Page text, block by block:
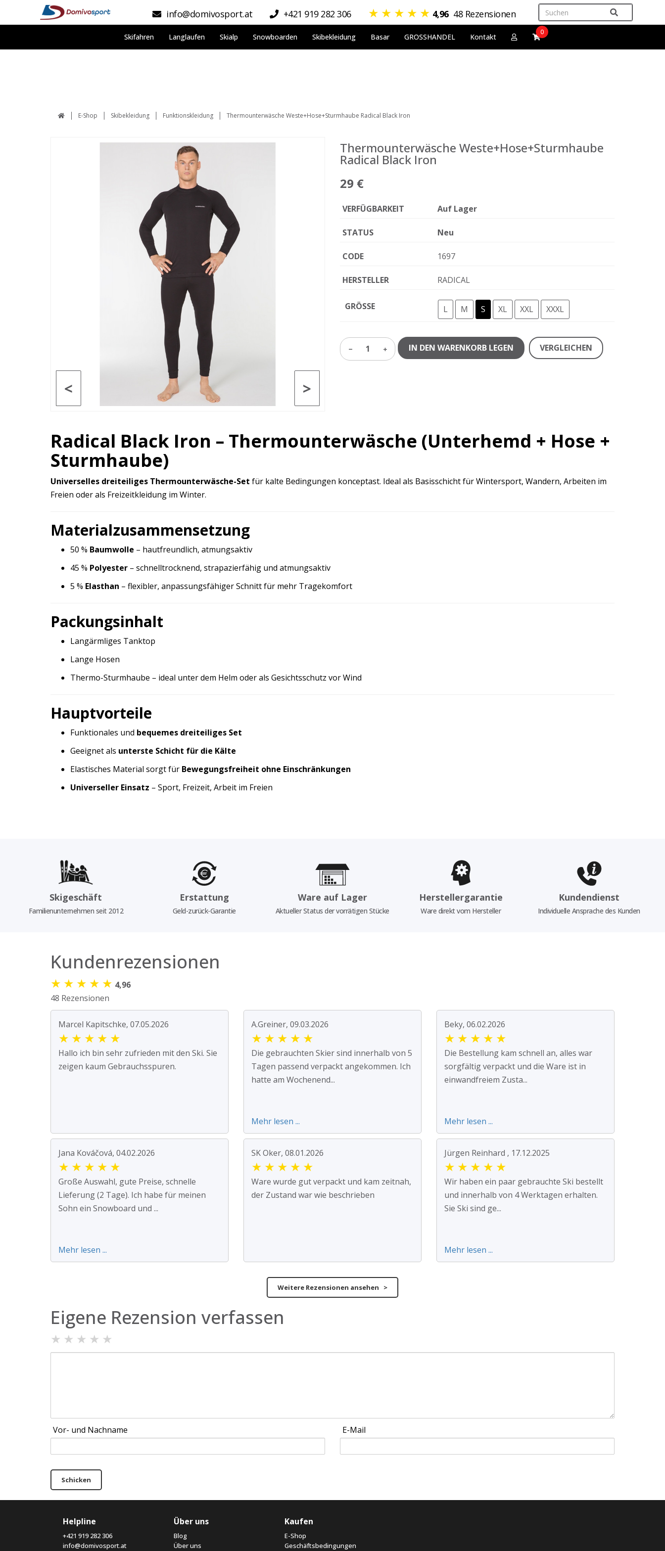
info@domivosport.at +421 919 282 306 ★ ★ ★ ★ ★ 4,96 48 Rezensionen
Skifahren Langlaufen Skialp Snowboarden Skibekleidung Basar GROSSHANDEL Kontakt
0
E-Shop Skibekleidung Funktionskleidung Thermounterwäsche Weste+Hose+Sturmhaube Radical Black Iron
>
<
Thermounterwäsche Weste+Hose+Sturmhaube
Radical Black Iron
29 €
VERFÜGBARKEIT Auf Lager
STATUS Neu
CODE 1697
HERSTELLER RADICAL
GRÖSSE L M S XL XXL XXXL
1 IN DEN WARENKORB LEGEN VERGLEICHEN
Radical Black Iron – Thermounterwäsche (Unterhemd + Hose +
Sturmhaube)
Universelles dreiteiliges Thermounterwäsche-Set für kalte Bedingungen konceptast. Ideal als Basisschicht für Wintersport, Wandern, Arbeiten im
Freien oder als Freizeitkleidung im Winter.
Materialzusammensetzung
50 % Baumwolle – hautfreundlich, atmungsaktiv
45 % Polyester – schnelltrocknend, strapazierfähig und atmungsaktiv
5 % Elasthan – flexibler, anpassungsfähiger Schnitt für mehr Tragekomfort
Packungsinhalt
Langärmliges Tanktop
Lange Hosen
Thermo-Sturmhaube – ideal unter dem Helm oder als Gesichtsschutz vor Wind
Hauptvorteile
Funktionales und bequemes dreiteiliges Set
Geeignet als unterste Schicht für die Kälte
Elastisches Material sorgt für Bewegungsfreiheit ohne Einschränkungen
Universeller Einsatz – Sport, Freizeit, Arbeit im Freien
Skigeschäft
Familienunternehmen seit 2012
Erstattung
Geld-zurück-Garantie
Ware auf Lager
Aktueller Status der vorrätigen Stücke
Herstellergarantie
Ware direkt vom Hersteller
Kundendienst
Individuelle Ansprache des Kunden
Kundenrezensionen
★ ★ ★ ★ ★ 4,96
48 Rezensionen
Marcel Kapitschke, 07.05.2026
★ ★ ★ ★ ★
Hallo ich bin sehr zufrieden mit den Ski. Sie
zeigen kaum Gebrauchsspuren.
A.Greiner, 09.03.2026
★ ★ ★ ★ ★
Die gebrauchten Skier sind innerhalb von 5
Tagen passend verpackt angekommen. Ich
hatte am Wochenend...
Mehr lesen ...
Beky, 06.02.2026
★ ★ ★ ★ ★
Die Bestellung kam schnell an, alles war
sorgfältig verpackt und die Ware ist in
einwandfreiem Zusta...
Mehr lesen ...
Jana Kováčová, 04.02.2026
★ ★ ★ ★ ★
Große Auswahl, gute Preise, schnelle
Lieferung (2 Tage). Ich habe für meinen
Sohn ein Snowboard und ...
Mehr lesen ...
SK Oker, 08.01.2026
★ ★ ★ ★ ★
Ware wurde gut verpackt und kam zeitnah,
der Zustand war wie beschrieben
Jürgen Reinhard , 17.12.2025
★ ★ ★ ★ ★
Wir haben ein paar gebrauchte Ski bestellt
und innerhalb von 4 Werktagen erhalten.
Sie Ski sind ge...
Mehr lesen ...
Weitere Rezensionen ansehen >
Eigene Rezension verfassen
★ ★ ★ ★ ★
Vor- und Nachname E-Mail
Schicken
Helpline
+421 919 282 306
info@domivosport.at
Über uns
Blog
Über uns
Kaufen
E-Shop
Geschäftsbedingungen